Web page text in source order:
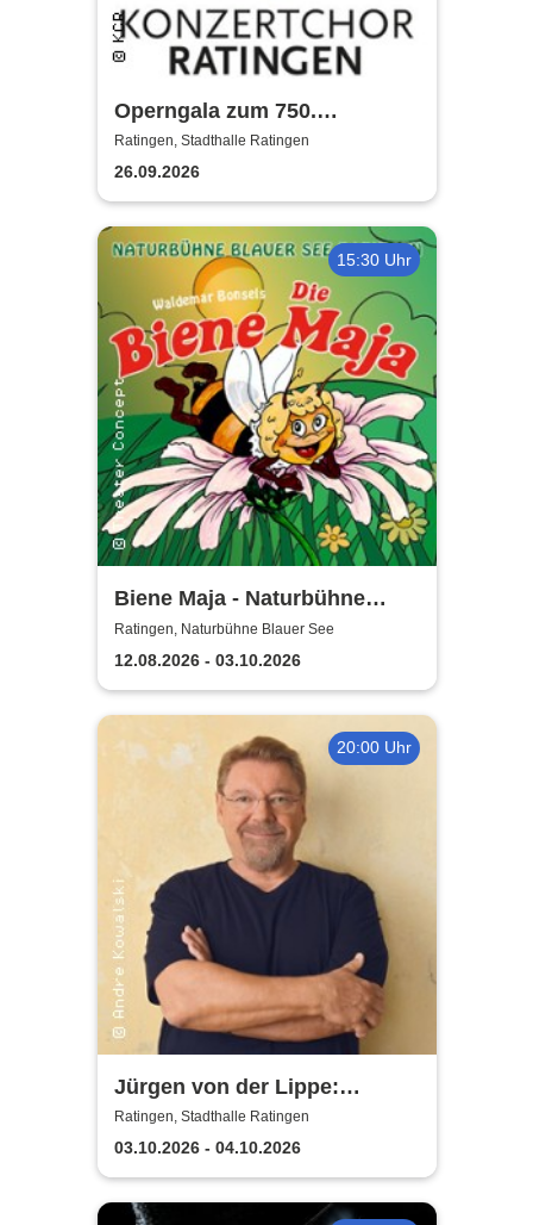
Operngala zum 750.
Stadtjubiläum - Konzertchor
Ratingen
Ratingen, Stadthalle Ratingen
26.09.2026
15:30 Uhr
Biene Maja - Naturbühne
Blaue See
Ratingen, Naturbühne Blauer See
12.08.2026 - 03.10.2026
20:00 Uhr
Jürgen von der Lippe:
Sextextsextett - Comedy-
Lesung
Ratingen, Stadthalle Ratingen
03.10.2026 - 04.10.2026